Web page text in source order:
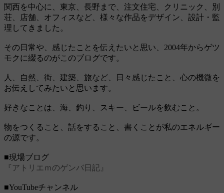
関西を中心に、東京、長野まで、注文住宅、クリニック、別
荘、店舗、オフィスなど、様々な作品をデザイン、設計・監
理してきました。
その日常や、感じたことを伝えたいと思い、2004年からゲツ
モクに綴るのがこのブログです。
人、自然、街、建築、旅など、日々感じたこと、心の機微を
お伝えしてみたいと思います。
好きなことは、海、釣り、スキー、ビールを飲むこと。
物をつくること、話をすること、書くことが私のエネルギー
の源です。
■現場ブログ
『アトリエｍのゲンバ日記』
■YouTubeチャンネル